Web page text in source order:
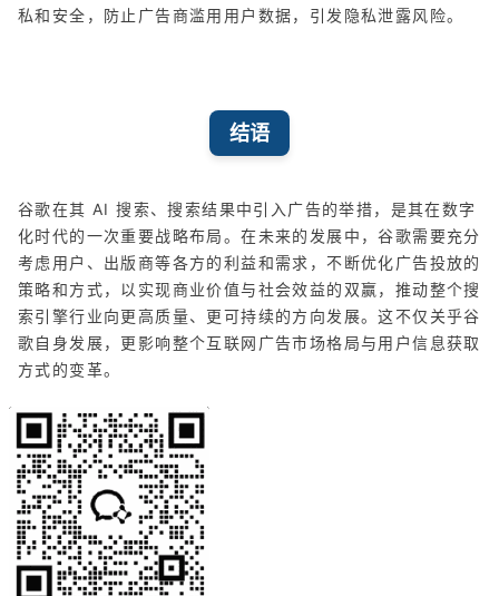
私和安全，防止广告商滥用用户数据，引发隐私泄露风险。
结语
谷歌在其 AI 搜索、搜索结果中引入广告的举措，是其在数字
化时代的一次重要战略布局。在未来的发展中，谷歌需要充分
考虑用户、出版商等各方的利益和需求，不断优化广告投放的
策略和方式，以实现商业价值与社会效益的双赢，推动整个搜
索引擎行业向更高质量、更可持续的方向发展。这不仅关乎谷
歌自身发展，更影响整个互联网广告市场格局与用户信息获取
方式的变革。